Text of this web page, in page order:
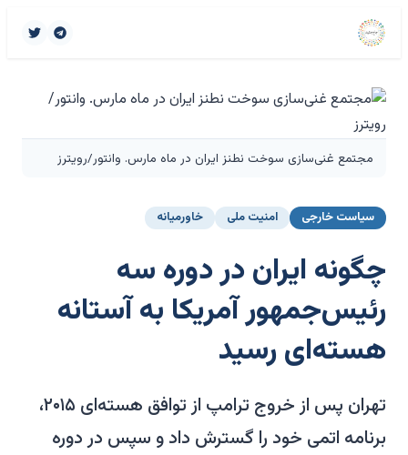
مجتمع غنی‌سازی سوخت نطنز ایران در ماه مارس. وانتور/رویترز
سیاست خارجی امنیت ملی خاورمیانه
چگونه ایران در دوره سه
رئیس‌جمهور آمریکا به آستانه
هسته‌ای رسید
تهران پس از خروج ترامپ از توافق هسته‌ای ۲۰۱۵،
برنامه اتمی خود را گسترش داد و سپس در دوره